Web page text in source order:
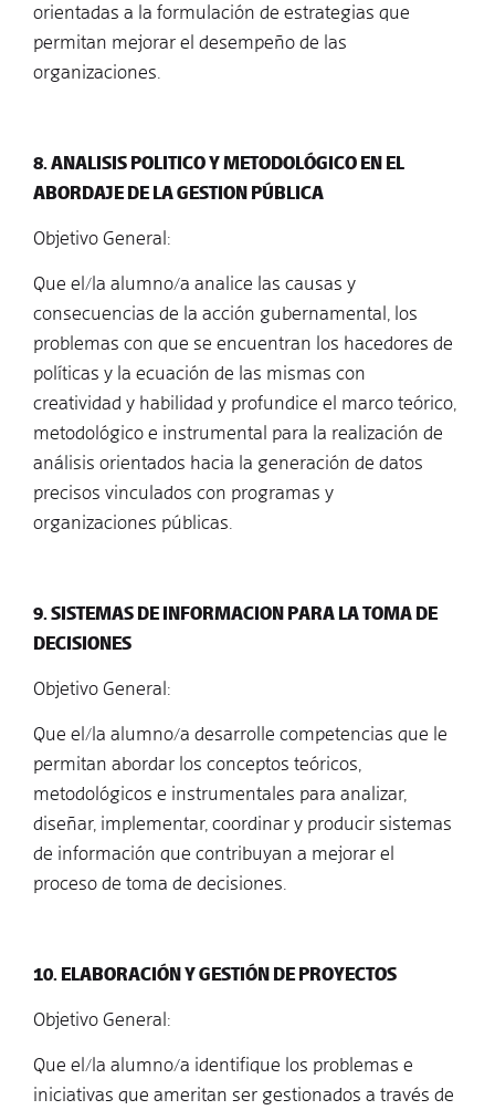
orientadas a la formulación de estrategias que
permitan mejorar el desempeño de las
organizaciones.
8. ANALISIS POLITICO Y METODOLÓGICO EN EL
ABORDAJE DE LA GESTION PÚBLICA
Objetivo General:
Que el/la alumno/a analice las causas y
consecuencias de la acción gubernamental, los
problemas con que se encuentran los hacedores de
políticas y la ecuación de las mismas con
creatividad y habilidad y profundice el marco teórico,
metodológico e instrumental para la realización de
análisis orientados hacia la generación de datos
precisos vinculados con programas y
organizaciones públicas.
9. SISTEMAS DE INFORMACION PARA LA TOMA DE
DECISIONES
Objetivo General:
Que el/la alumno/a desarrolle competencias que le
permitan abordar los conceptos teóricos,
metodológicos e instrumentales para analizar,
diseñar, implementar, coordinar y producir sistemas
de información que contribuyan a mejorar el
proceso de toma de decisiones.
10. ELABORACIÓN Y GESTIÓN DE PROYECTOS
Objetivo General:
Que el/la alumno/a identifique los problemas e
iniciativas que ameritan ser gestionados a través de